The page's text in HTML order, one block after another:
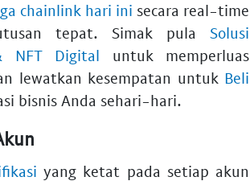
chainlink hari ini secara real-time
tepat. Simak pula Solusi
NFT Digital untuk memperluas
lewatkan kesempatan untuk Beli
bisnis Anda sehari-hari.
yang ketat pada setiap akun